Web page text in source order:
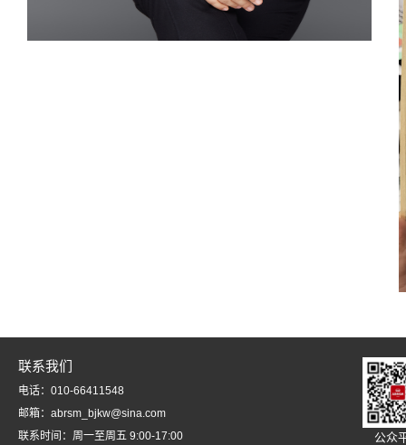
联系我们
电话：010-66411548
邮箱：abrsm_bjkw@sina.com
联系时间：周一至周五 9:00-17:00
公众